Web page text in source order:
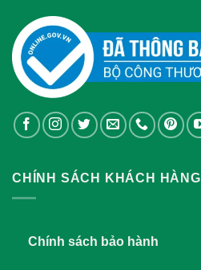
CHÍNH SÁCH KHÁCH HÀNG
Chính sách bảo hành